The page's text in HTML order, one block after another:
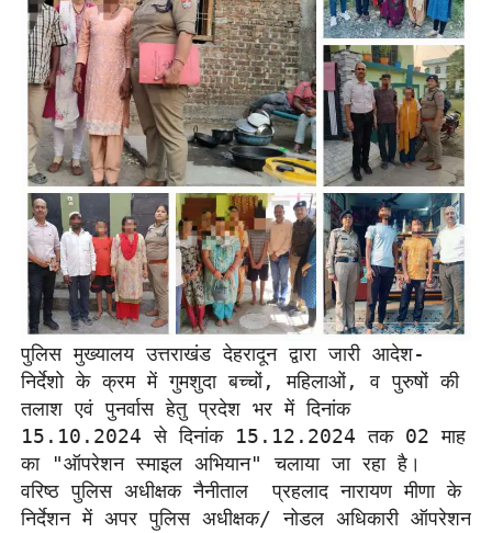
पुलिस मुख्यालय उत्तराखंड देहरादून द्वारा जारी आदेश-
निर्देशो के क्रम में गुमशुदा बच्चों, महिलाओं, व पुरुषों की
तलाश एवं पुनर्वास हेतु प्रदेश भर में दिनांक
15.10.2024 से दिनांक 15.12.2024 तक 02 माह
का "ऑपरेशन स्माइल अभियान" चलाया जा रहा है।
वरिष्ठ पुलिस अधीक्षक नैनीताल  प्रहलाद नारायण मीणा के
निर्देशन में अपर पुलिस अधीक्षक/ नोडल अधिकारी ऑपरेशन